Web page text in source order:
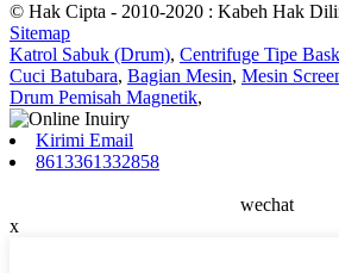
© Hak Cipta - 2010-2020 : Kabeh Hak
Sitemap
Katrol Sabuk (Drum), Centrifuge Tipe
Cuci Batubara, Bagian Mesin, Mesin
Drum Pemisah Magnetik,
Kirimi Email
8613361332858
wechat
x